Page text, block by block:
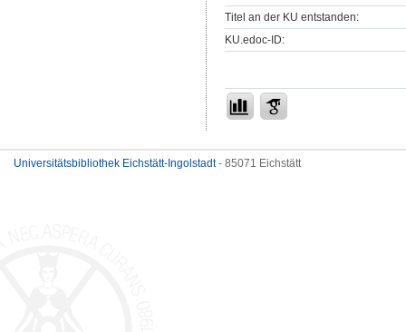
Titel an der KU entstanden:
KU.edoc-ID:
Universitätsbibliothek Eichstätt-Ingolstadt- 85071 Eichstätt